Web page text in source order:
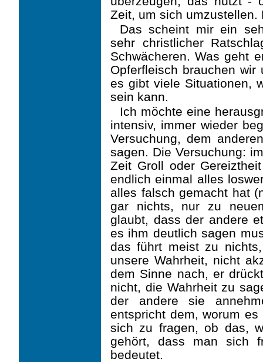
Zeit, um sich umzustellen.
Das scheint mir ein
sehr christlicher
Schwächeren. Was geht
Opferfleisch brauchen
es gibt viele Situationen,
sein kann.
Ich möchte eine
intensiv, immer wieder
Versuchung, dem
sagen. Die Versuchung:
Zeit Groll oder
endlich einmal alles
alles falsch gemacht hat
gar nichts, nur zu
glaubt, dass der andere
es ihm deutlich sagen
das führt meist zu
unsere Wahrheit, nicht
dem Sinne nach, er
nicht, die Wahrheit zu
der andere sie
entspricht dem, worum
sich zu fragen, ob das,
gehört, dass man sich
bedeutet.